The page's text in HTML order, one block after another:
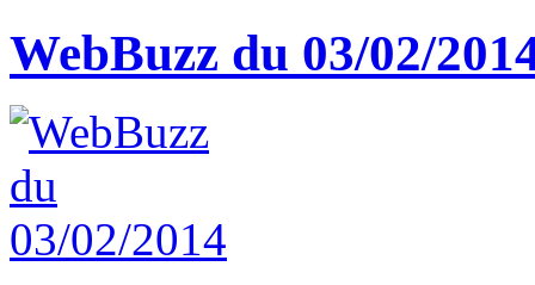
WebBuzz du 03/02/